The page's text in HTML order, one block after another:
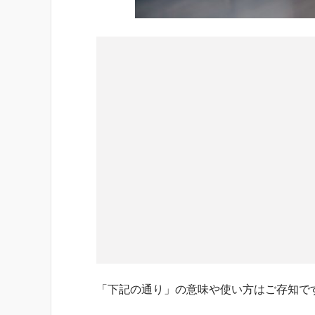
「下記の通り」の意味や使い方はご存知で